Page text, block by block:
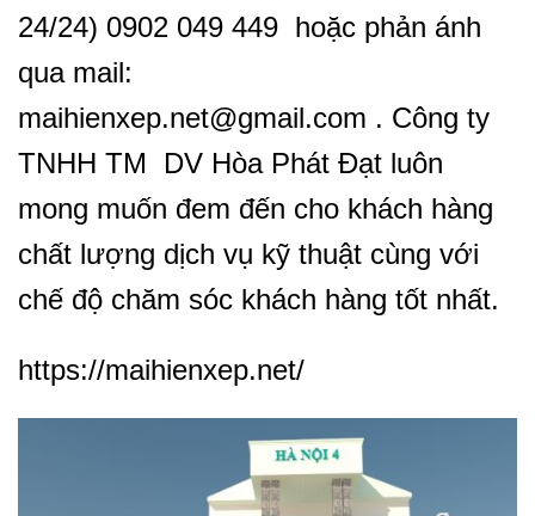
24/24) 0902 049 449 hoặc phản ánh
qua mail:
maihienxep.net@gmail.com . Công ty
TNHH TM DV Hòa Phát Đạt luôn
mong muốn đem đến cho khách hàng
chất lượng dịch vụ kỹ thuật cùng với
chế độ chăm sóc khách hàng tốt nhất.
https://maihienxep.net/